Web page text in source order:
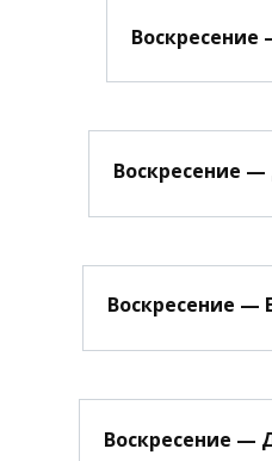
Воскресение
Воскресение
Воскресение —
Воскресение —